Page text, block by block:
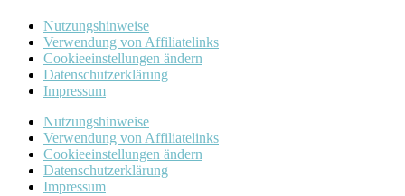
Nutzungshinweise
Verwendung von Affiliatelinks
Cookieeinstellungen ändern
Datenschutzerklärung
Impressum
Nutzungshinweise
Verwendung von Affiliatelinks
Cookieeinstellungen ändern
Datenschutzerklärung
Impressum